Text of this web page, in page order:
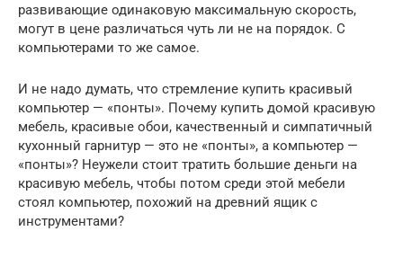
развивающие одинаковую максимальную скорость,
могут в цене различаться чуть ли не на порядок. С
компьютерами то же самое.
И не надо думать, что стремление купить красивый
компьютер — «понты». Почему купить домой красивую
мебель, красивые обои, качественный и симпатичный
кухонный гарнитур — это не «понты», а компьютер —
«понты»? Неужели стоит тратить большие деньги на
красивую мебель, чтобы потом среди этой мебели
стоял компьютер, похожий на древний ящик с
инструментами?